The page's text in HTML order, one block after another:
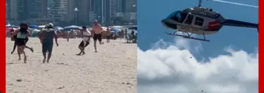
Ops!
Não foi possível reproduzir o vídeo
Tentar novamente